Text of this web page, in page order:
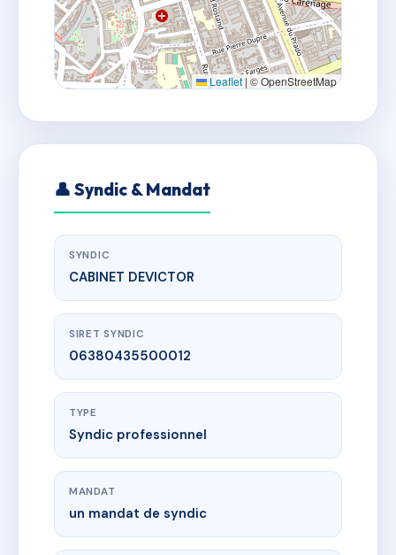
Leaflet | © OpenStreetMap
👤 Syndic & Mandat
SYNDIC
CABINET DEVICTOR
SIRET SYNDIC
06380435500012
TYPE
Syndic professionnel
MANDAT
un mandat de syndic